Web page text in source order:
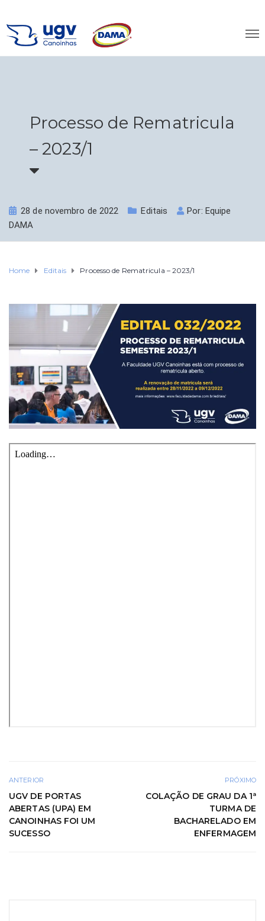
Processo de Rematricula
– 2023/1
28 de novembro de 2022 Editais Por: Equipe
DAMA
Home Editais Processo de Rematricula – 2023/1
ANTERIOR
UGV DE PORTAS
ABERTAS (UPA) EM
CANOINHAS FOI UM
SUCESSO
PRÓXIMO
COLAÇÃO DE GRAU DA 1ª
TURMA DE
BACHARELADO EM
ENFERMAGEM